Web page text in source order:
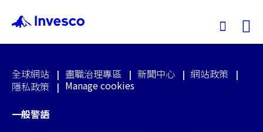
我們的基金
投資觀點
全球網站 盡職治理專區 新聞中心
網站政策
隱私政策
Manage cookies
一般警語